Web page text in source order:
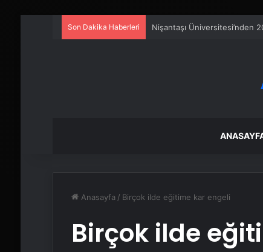
Son Dakika Haberleri Fiber İnternet Nedir ve Ev
Anasayfa / Birçok ilde eğitime kar engeli
Birçok ilde